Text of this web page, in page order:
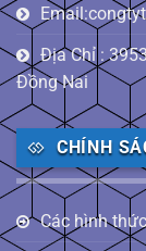
Địa Chỉ :
Đồng Nai
CHÍNH
Các hình